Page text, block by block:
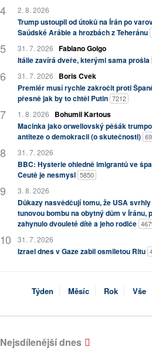
2. 8. 2026
Trump ustoupil od útoků na Írán po
Saúdské Arábie a hrozbách z Teheránu
31. 7. 2026 Fabiano Golgo
Itálie zavírá dveře, kterými sama prošla
31. 7. 2026
Boris Cvek
Premiér musí rychle zakročit proti
přesně jak by to chtěl Putin 7212
1. 8. 2026
Bohumil Kartous
Macinka jako orwellovský pěšák
antiteze o demokracii (o skutečnosti)
31. 7. 2026
BBC: Hysterie ohledně imigrantů ve
Ceutě je nesmysl 5850
3. 8. 2026
Důkazy nasvědčují tomu, že USA
tunovou bombu na obytný dům v Íránu,
zahynulo dvouleté dítě a jeho rodiče
31. 7. 2026
Izrael dnes v Gaze zabil osmiletou Ritu
Týden Měsíc Rok Vše
Nejsdílenější dnes